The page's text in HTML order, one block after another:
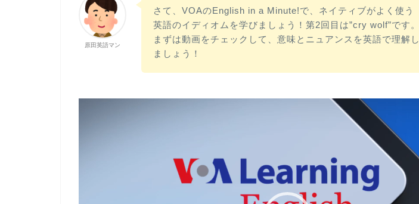
原田英語マン
さて、VOAのEnglish in a Minute!で、ネイティブがよく使う
英語のイディオムを学びましょう！第2回目は”cry wolf”です。
まずは動画をチェックして、意味とニュアンスを英語で理解し
ましょう！